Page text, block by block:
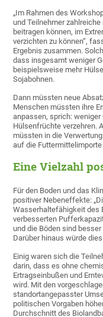
„Im Rahmen des
und Teilnehmer
beitragen können, im
verzichten zu können“,
Ergebnis zusammen.
dass insgesamt weniger
beispielsweise mehr
Sojabohnen.
Dann müssten neue
Menschen müssten ihre
anpassen, sprich:
Hülsenfrüchte verzehren.
müssten in die
auf die
Eine Vielzahl
Für den Boden und das
positiver Nebeneffekte:
Wasserhaltefähigkeit des
verbesserten
und die Böden sind
Darüber hinaus würde
Einig waren sich die
darin, dass es ohne
Ertragseinbußen und
wird. Mit den
standortangepasster
politischen Vorgaben
Durchschnitt des